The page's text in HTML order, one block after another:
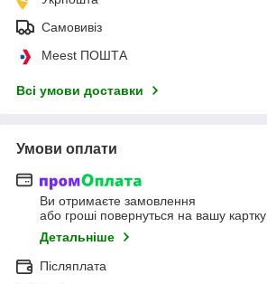
Самовивіз
Meest ПОШТА
Всі умови доставки
Умови оплати
Ви отримаєте замовлення
або гроші повернуться на вашу картку
Детальніше
Післяплата